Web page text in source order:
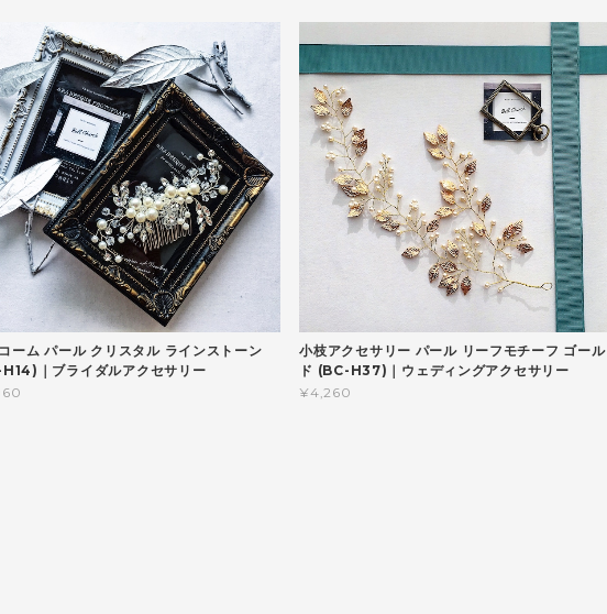
ーム パール クリスタル ラインストーン
｜ブライダルアクセサリー
小枝アクセサリー パール リーフモチーフ ゴール
ド (BC-H37)｜ウェディングアクセサリー
¥4,260